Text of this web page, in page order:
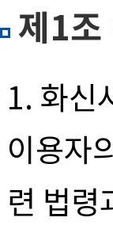
제1조
1. 화신
이용자
련 법령